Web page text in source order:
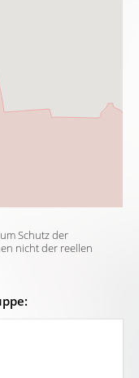
Schutz der
nicht der reellen